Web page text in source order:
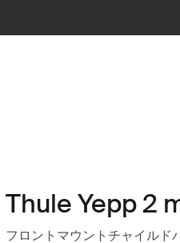
Thule Yepp 2
フロントマウントチャイルド